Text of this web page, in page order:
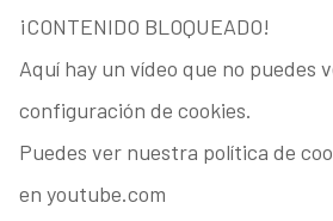
¡CONTENIDO BLOQUEADO!
Aquí hay un vídeo que no puedes
configuración de cookies.
Puedes ver nuestra política de
en youtube.com